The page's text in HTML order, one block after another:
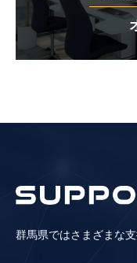
群馬県ではさまざまな